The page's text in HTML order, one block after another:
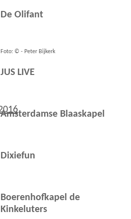
De Olifant
Foto: © - Peter Bijkerk
JUS LIVE
Amsterdamse Blaaskapel
Dixiefun
Boerenhofkapel de
Kinkeluters